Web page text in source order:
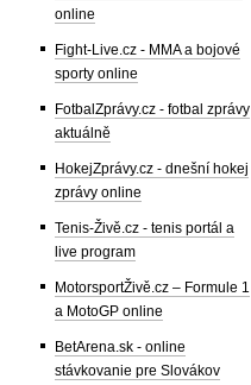
online
Fight-Live.cz - MMA a bojové
sporty online
FotbalZprávy.cz - fotbal zprávy
aktuálně
HokejZprávy.cz - dnešní hokej
zprávy online
Tenis-Živě.cz - tenis portál a
live program
MotorsportŽivě.cz – Formule 1
a MotoGP online
BetArena.sk - online
stávkovanie pre Slovákov